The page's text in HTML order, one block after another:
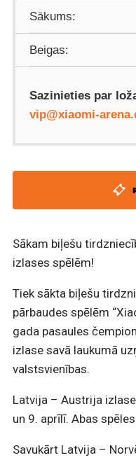
Sākums:
Beigas:
Sazinieties par
vip@xiaomi-
Sākam biļešu
izlases spēlēm!
Tiek sākta biļešu
pārbaudes spēlēm
gada pasaules
izlase savā laukumā
valstsvienības.
Latvija – Austrija
un 9. aprīlī. Abas
Savukārt Latvija –